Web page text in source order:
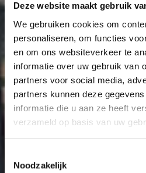
Deze website maakt gebruik
We gebruiken cookies om
personaliseren, om functies
en om ons websiteverkeer te
informatie over uw gebruik van
partners voor social media,
partners kunnen deze
informatie die u aan ze heeft
verzameld op basis van uw
Noodzakelijk